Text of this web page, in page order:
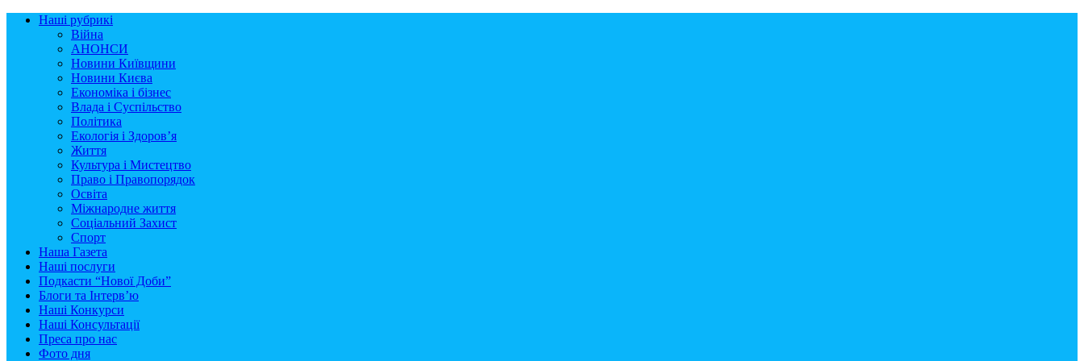
Наші рубрикі
Війна
АНОНСИ
Новини Київщини
Новини Києва
Економіка і бізнес
Влада і Суспільство
Політика
Екологія і Здоров’я
Життя
Культура і Мистецтво
Право і Правопорядок
Освіта
Міжнародне життя
Соціальний Захист
Спорт
Наша Газета
Наші послуги
Подкасти “Нової Доби”
Блоги та Інтерв’ю
Наші Конкурси
Наші Консультації
Преса про нас
Фото дня